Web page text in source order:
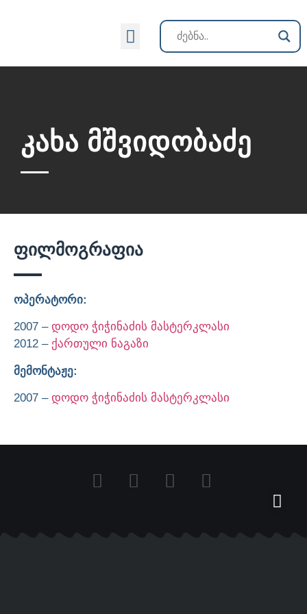
კახა მშვიდობაძე
ფილმოგრაფია
ოპერატორი:
2007 – დოდო ჭიჭინაძის მასტერკლასი
2012 – ქართული ნაგაზი
მემონტაჟე:
2007 – დოდო ჭიჭინაძის მასტერკლასი